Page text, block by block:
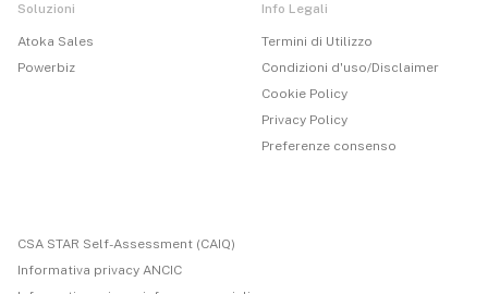
Soluzioni
Atoka Sales
Powerbiz
Info Legali
Termini di Utilizzo
Condizioni d'uso/Disclaimer
Cookie Policy
Privacy Policy
Preferenze consenso
CSA STAR Self-Assessment (CAIQ)
Informativa privacy ANCIC